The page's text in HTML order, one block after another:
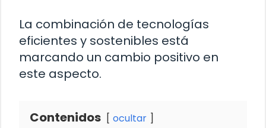
La combinación de tecnologías
eficientes y sostenibles está
marcando un cambio positivo en
este aspecto.
Contenidos ocultar